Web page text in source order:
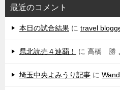
最近のコメント
本日の試合結果 に travel
県北読売４連覇！ に 高橋 勝
埼玉中央よみうり記事 に